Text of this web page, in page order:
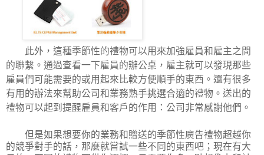
此外，這種季節性的禮物可以用來加強雇員和雇主之間
的聯繫。通過查看一下雇員的辦公桌，雇主就可以發現那些
雇員們可能需要的或用起來比較方便順手的東西。還有很多
有用的辦法來幫助公司和業務熟手挑選合適的禮物。送出的
禮物可以起到提醒雇員和客戶的作用：公司非常感謝他們。
但是如果想要你的業務和贈送的季節性廣告禮物超越你
的競爭對手的話，那麼就嘗試一些不同的東西吧；現在有大